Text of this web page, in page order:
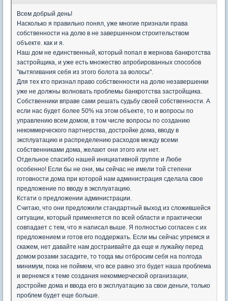
Всем добрый день!
Насколько я правильно понял, уже многие признали права
собственности на долю в не завершенном строительством
объекте. как и я.
Наш дом не единственный, который попал в жернова банкротства
застройщика, и уже есть множество апробированных способов
"вытягивания себя из этого болота за волосы".
Для тех кто признал право собственности на долю незавершенки
уже не должны волновать проблемы банкротства застройщика.
Собственники вправе сами решать судьбу своей собственности. А
если нас будет более 50% на этом объекте, то и вопросы по
управлению всем домом, в том числе вопросы по созданию
некоммерческого партнерства, достройке дома, вводу в
эксплуатацию и распределению расходов между всеми
собственниками дома, желают они этого или нет.
Отдельное спасибо нашей инициативной группе и Любе
особенно! Если бы не они, мы сейчас не имели той степени
готовности дома при которой нам администрация сделала свое
предложение по вводу в эксплуатацию.
Кстати о предложении администрации.
Считаю, что они предложили стандартный выход из сложившейся
ситуации, который применяется по всей области и практически
совпадает с тем, что я написал выше. Я полностью согласен с их
предложением и готов его поддержать. Если мы сейчас упремся и
скажем, нет давайте нам достраивайте да еще и лужайку перед
домом розами засадите, то тогда мы отбросим себя на полгода
минимум, пока не поймем, что все равно это будет наша проблема
и вернемся к теме создания некоммерческой организации,
достройке дома и ввода его в эксплуатацию за свои деньги, только
проблем будет еще больше.